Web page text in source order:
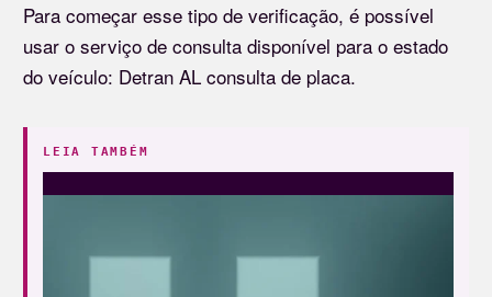
Para começar esse tipo de verificação, é possível
usar o serviço de consulta disponível para o estado
do veículo: Detran AL consulta de placa.
LEIA TAMBÉM